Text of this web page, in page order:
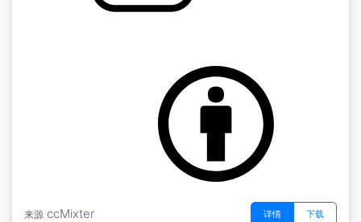
来源 ccMixter 详情 下载